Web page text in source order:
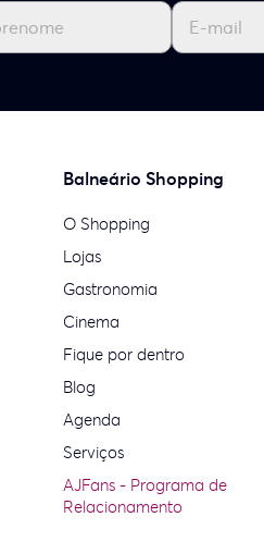
Balneário Shopping
O Shopping
Lojas
Gastronomia
Cinema
Fique por dentro
Blog
Agenda
Serviços
AJFans - Programa de
Relacionamento